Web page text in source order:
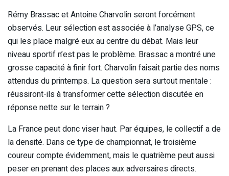
Rémy Brassac et Antoine Charvolin seront forcément
observés. Leur sélection est associée à l’analyse GPS, ce
qui les place malgré eux au centre du débat. Mais leur
niveau sportif n’est pas le problème. Brassac a montré une
grosse capacité à finir fort. Charvolin faisait partie des noms
attendus du printemps. La question sera surtout mentale :
réussiront-ils à transformer cette sélection discutée en
réponse nette sur le terrain ?
La France peut donc viser haut. Par équipes, le collectif a de
la densité. Dans ce type de championnat, le troisième
coureur compte évidemment, mais le quatrième peut aussi
peser en prenant des places aux adversaires directs.